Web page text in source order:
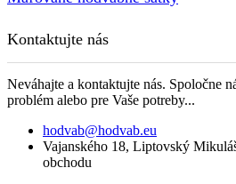
Kontaktujte nás
Neváhajte a kontaktujte nás. Spoločne
problém alebo pre Vaše potreby...
hodvab@hodvab.eu
Vajanského 18, Liptovský
obchodu